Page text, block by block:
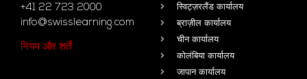
+41 22 723 2000
info@swisslearning.com
नियम और शर्तें
स्विट्ज़रलैंड कार्यालय
ब्राज़ील कार्यालय
चीन कार्यालय
कोलंबिया कार्यालय
जापान कार्यालय